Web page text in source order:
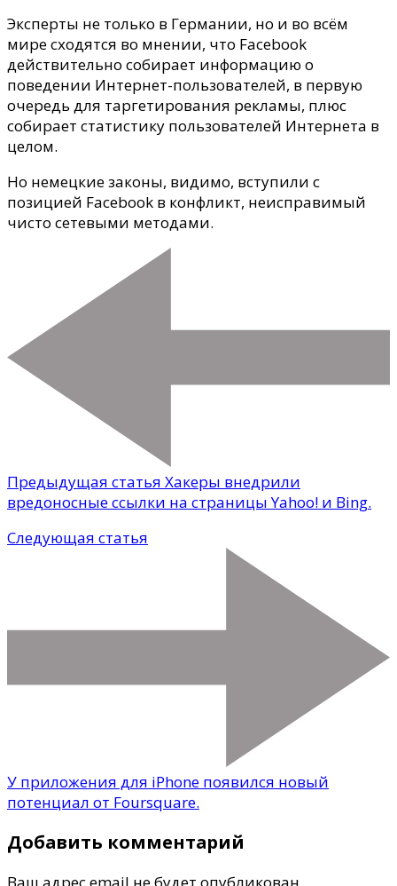
Эксперты не только в Германии, но и во всём
мире сходятся во мнении, что Facebook
действительно собирает информацию о
поведении Интернет-пользователей, в первую
очередь для таргетирования рекламы, плюс
собирает статистику пользователей Интернета в
целом.
Но немецкие законы, видимо, вступили с
позицией Facebook в конфликт, неисправимый
чисто сетевыми методами.
Предыдущая статья Хакеры внедрили
вредоносные ссылки на страницы Yahoo! и Bing.
Следующая статья
У приложения для iPhone появился новый
потенциал от Foursquare.
Добавить комментарий
Ваш адрес email не будет опубликован.